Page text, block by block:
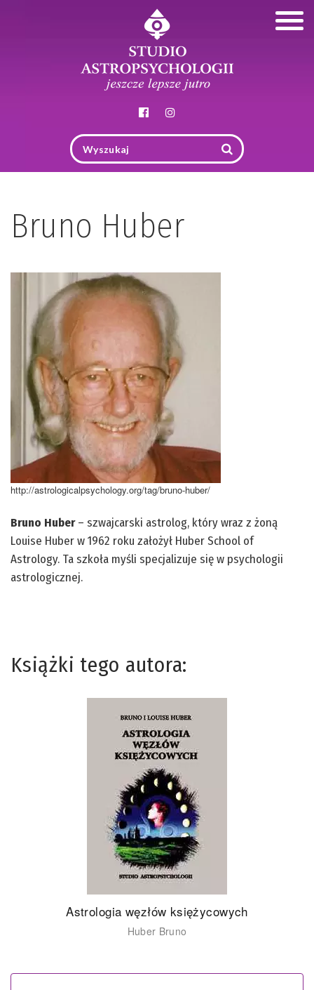
Bruno Huber
http://astrologicalpsychology.org/tag/bruno-huber/
Bruno Huber– szwajcarski astrolog, który wraz z żoną
Louise Huber w 1962 roku założył Huber School of
Astrology. Ta szkoła myśli specjalizuje się w psychologii
astrologicznej.
Książki tego autora:
Astrologia węzłów księżycowych
Huber Bruno